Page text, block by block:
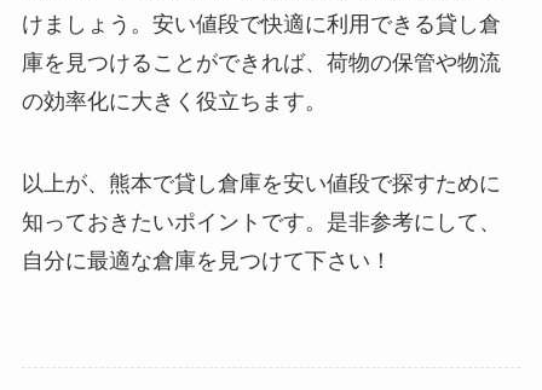
けましょう。安い値段で快適に利用できる貸し倉
庫を見つけることができれば、荷物の保管や物流
の効率化に大きく役立ちます。
以上が、熊本で貸し倉庫を安い値段で探すために
知っておきたいポイントです。是非参考にして、
自分に最適な倉庫を見つけて下さい！